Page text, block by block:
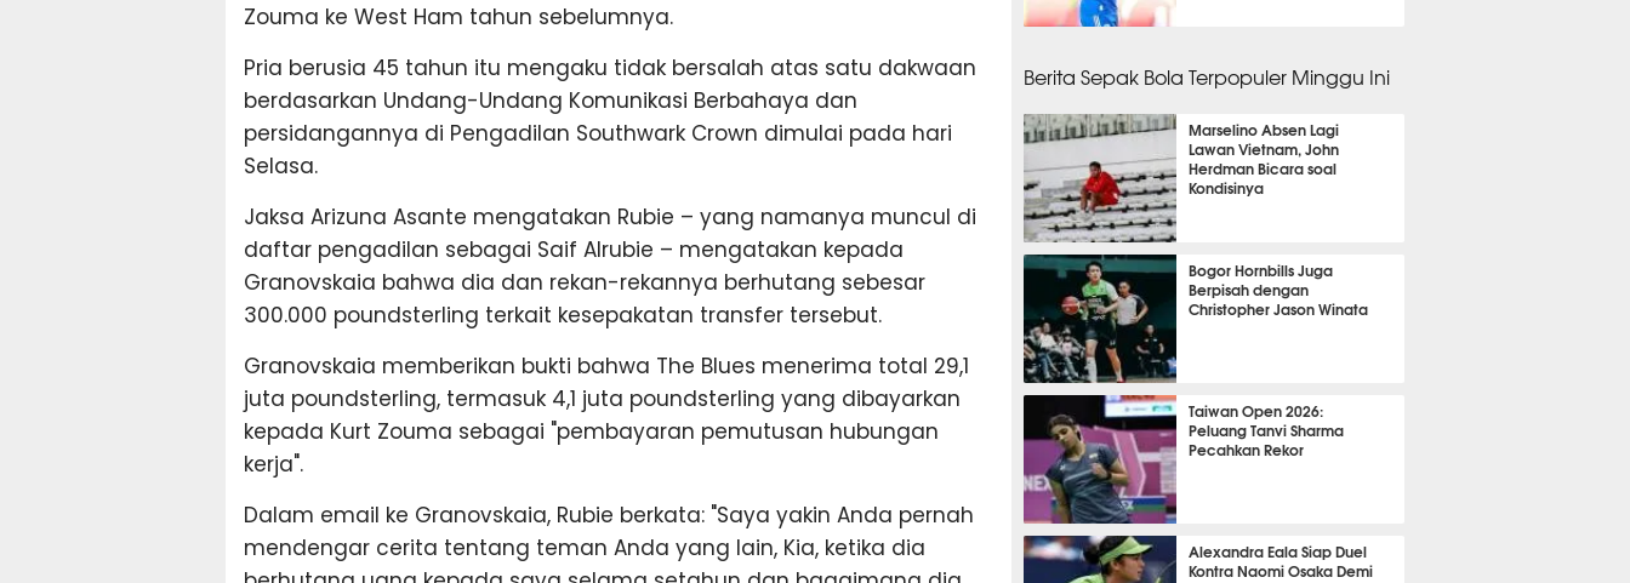
Zouma ke West Ham tahun sebelumnya.
Pria berusia 45 tahun itu mengaku tidak bersalah atas satu dakwaan
berdasarkan Undang-Undang Komunikasi Berbahaya dan
persidangannya di Pengadilan Southwark Crown dimulai pada hari
Selasa.
Jaksa Arizuna Asante mengatakan Rubie – yang namanya muncul di
daftar pengadilan sebagai Saif Alrubie – mengatakan kepada
Granovskaia bahwa dia dan rekan-rekannya berhutang sebesar
300.000 poundsterling terkait kesepakatan transfer tersebut.
Granovskaia memberikan bukti bahwa The Blues menerima total 29,1
juta poundsterling, termasuk 4,1 juta poundsterling yang dibayarkan
kepada Kurt Zouma sebagai "pembayaran pemutusan hubungan
kerja".
Dalam email ke Granovskaia, Rubie berkata: "Saya yakin Anda pernah
mendengar cerita tentang teman Anda yang lain, Kia, ketika dia
Berita Sepak Bola Terpopuler Minggu Ini
Marselino Absen Lagi
Lawan Vietnam, John
Herdman Bicara soal
Kondisinya
SEPAK BOLA
Bogor Hornbills Juga
Berpisah dengan
Christopher Jason Winata
BASKET
Taiwan Open 2026:
Peluang Tanvi Sharma
Pecahkan Rekor
BADMINTON
Alexandra Eala Siap Duel
Kontra Naomi Osaka Demi